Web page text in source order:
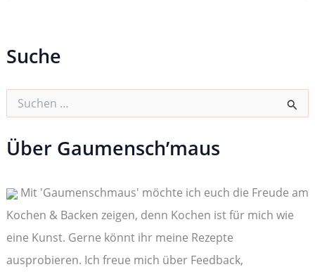
Suche
h
e
a
c
h
:
Über Gaumensch’maus
Mit 'Gaumenschmaus' möchte ich euch die Freude am
Kochen & Backen zeigen, denn Kochen ist für mich wie
eine Kunst. Gerne könnt ihr meine Rezepte
ausprobieren. Ich freue mich über Feedback,